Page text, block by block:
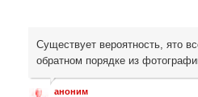
Существует вероятность, ято
обратном порядке из
аноним